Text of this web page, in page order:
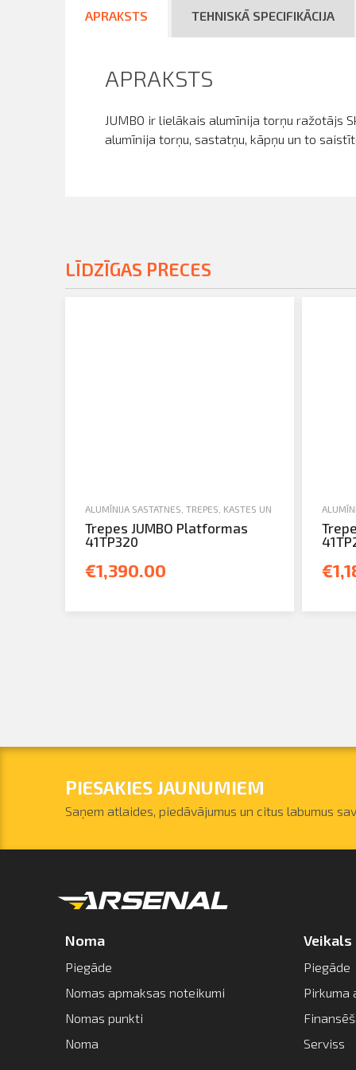
APRAKSTS TEHNISKĀ SPECIFIKĀCIJA
APRAKSTS
JUMBO ir lielākais alumīnija torņu ražotājs
alumīnija torņu, sastatņu, kāpņu un to
LĪDZĪGAS PRECES
ALUMĪNIJA SASTATNES, TREPES, KASTES UN TORŅI JAUNA
Trepes JUMBO Platformas
41TP320
€1,390.00
PIESAKIES JAUNUMIEM
Saņem atlaides, piedāvājumus un citus labumus
Noma
Piegāde
Nomas apmaksas noteikumi
Nomas punkti
Noma
Veikals
Piegāde
Pirkuma
Serviss